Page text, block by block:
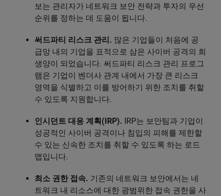
보는 관리자가 네트워크 보안 전략과 투자의 우선
순위를 정하는 데 도움이 됩니다.
써드파티 리스크 관리. 많은 기업들이 처음에 공
급망 내의 기업을 표적으로 삼은 사이버 공격의 희
생양이 되었습니다. 써드파티 리스크 관리 프로그
램은 기업이 벤더사 관계 내에서 가장 큰 리스크
영역을 식별하고 이를 방어하기 위한 조치를 취할
수 있도록 지원합니다.
인시던트 대응 계획(IRP). IRP는 보안팀과 기업이
성공적인 사이버 공격이나 침입의 피해를 제한할
수 있는 신속한 조치를 취할 수 있도록 하는 로드
맵입니다.
최소 권한 접속. 기존의 네트워크 보안에서는 네
트워크 내 리소스에 대한 광범위한 접속 권한을 사